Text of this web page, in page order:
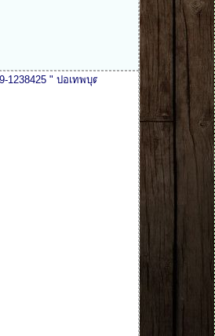
ปอเทพบุตรงานไม้ " ยินดีรับสายและให้บริการทุ